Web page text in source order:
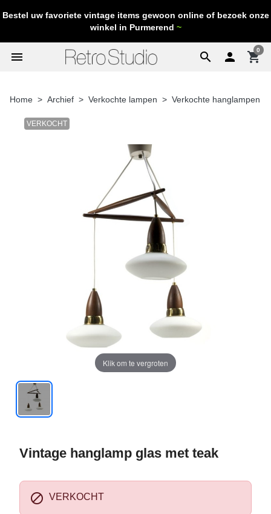
Bestel uw favoriete vintage items gewoon online of bezoek onze
winkel in Purmerend ~
search
menu  shopping_cart
0
Home Archief Verkochte lampen Verkochte hanglampen
VERKOCHT
Klik om te vergroten
Vintage hanglamp glas met teak
 VERKOCHT